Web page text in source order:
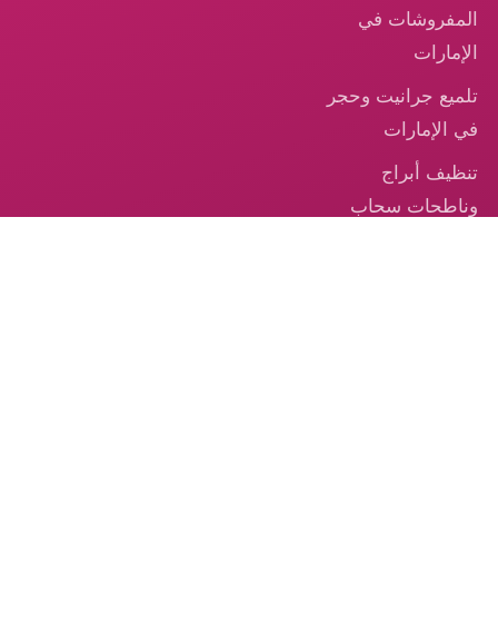
المفروشات في
الإمارات
تلميع جرانيت وحجر
في الإمارات
تنظيف أبراج
وناطحات سحاب